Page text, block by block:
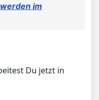
im
Du jetzt in